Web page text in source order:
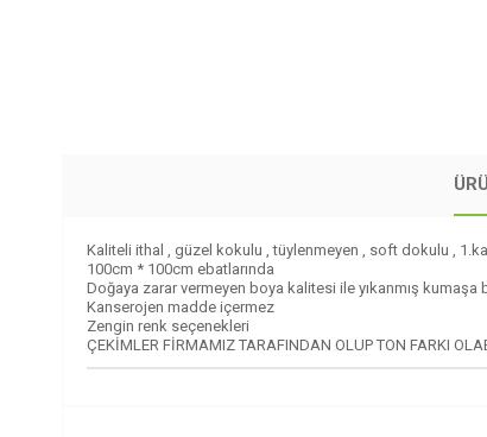
Kaliteli ithal , güzel kokulu , tüylenmeyen , soft dokulu ,
100cm * 100cm ebatlarında
Doğaya zarar vermeyen boya kalitesi ile yıkanmış kumaşa
Kanserojen madde içermez
Zengin renk seçenekleri
ÇEKİMLER FİRMAMIZ TARAFINDAN OLUP TON FARKI